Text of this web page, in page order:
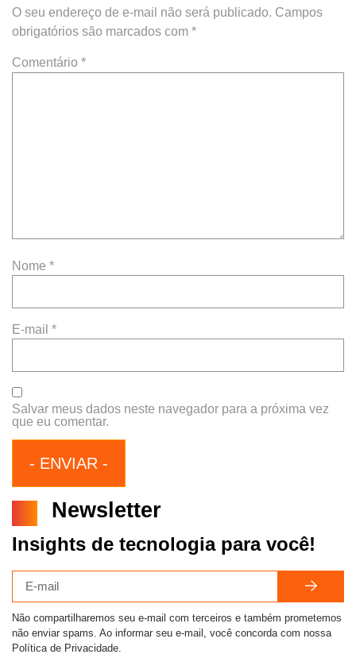
O seu endereço de e-mail não será publicado. Campos
obrigatórios são marcados com *
Comentário *
Nome *
E-mail *
Salvar meus dados neste navegador para a próxima vez
que eu comentar.
Newsletter
Insights de tecnologia para você!
Não compartilharemos seu e-mail com terceiros e também prometemos
não enviar spams. Ao informar seu e-mail, você concorda com nossa
Política de Privacidade.